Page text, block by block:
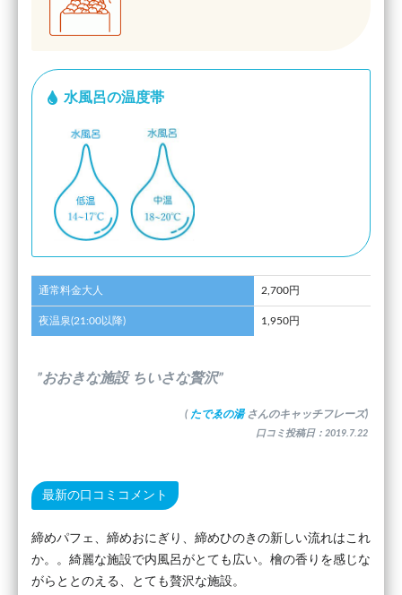
水風呂の温度帯
通常料金大人 2,700円
夜温泉(21:00以降) 1,950円
”おおきな施設 ちいさな贅沢”
( たでゑの湯 さんのキャッチフレーズ)
口コミ投稿日：2019.7.22
最新の口コミコメント
締めパフェ、締めおにぎり、締めひのきの新しい流れはこれ
か。。綺麗な施設で内風呂がとても広い。檜の香りを感じな
がらととのえる、とても贅沢な施設。